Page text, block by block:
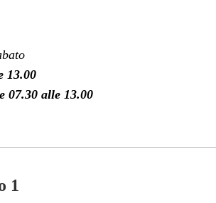
13.00
07.30 alle 13.00
1